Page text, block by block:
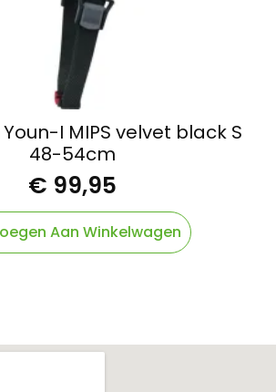
I MIPS velvet black S
48-54cm
€ 99,95
Aan Winkelwagen